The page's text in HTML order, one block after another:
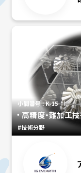
小間番号 : K-15
高精度・難加工
#技術分野